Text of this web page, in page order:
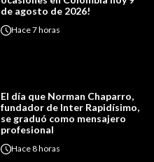
de agosto de 2026!
Hace7 horas
El día que Norman Chaparro,
fundador de Inter Rapidísimo,
se graduó como mensajero
profesional
Hace8 horas